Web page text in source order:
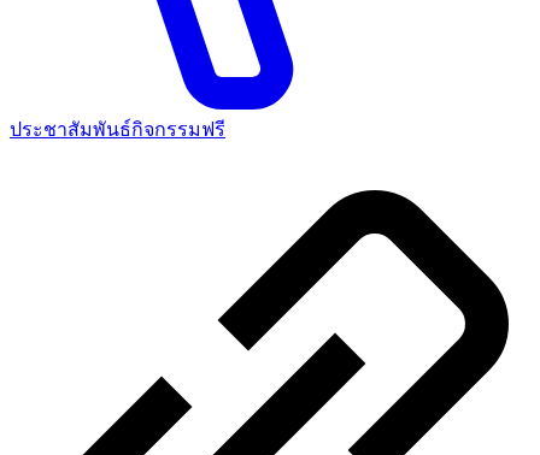
ประชาสัมพันธ์กิจกรรมฟรี